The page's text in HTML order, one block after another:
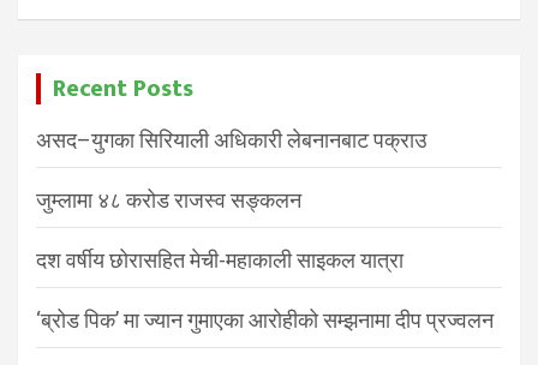
Recent Posts
असद–युगका सिरियाली अधिकारी लेबनानबाट पक्राउ
जुम्लामा ४८ करोड राजस्व सङ्कलन
दश वर्षीय छोरासहित मेची-महाकाली साइकल यात्रा
‘ब्रोड पिक’ मा ज्यान गुमाएका आरोहीको सम्झनामा दीप प्रज्वलन